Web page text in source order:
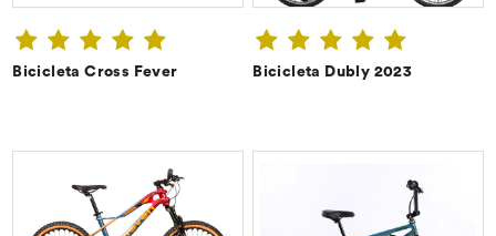
Bicicleta Cross Fever Bicicleta Dubly 2023